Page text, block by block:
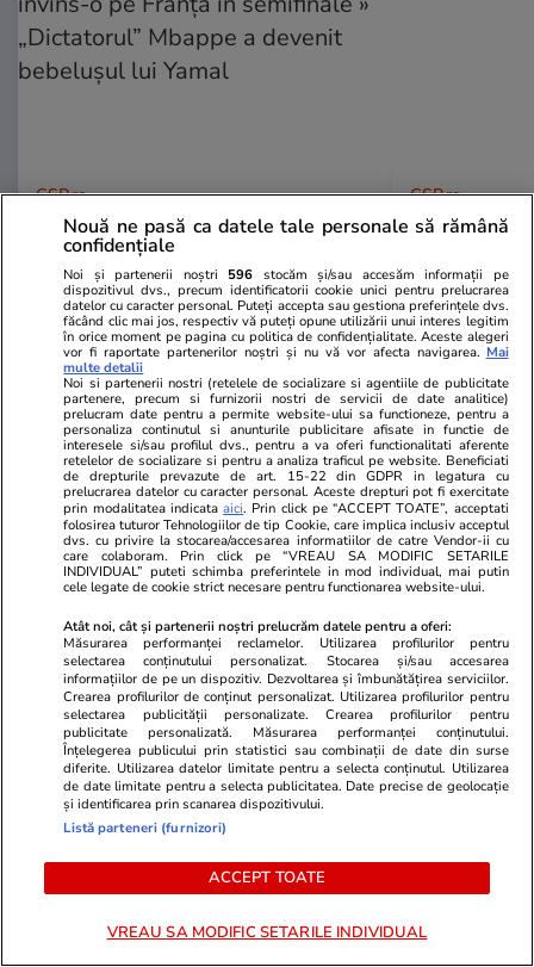
GSP.ro
Internetul a explodat! Cele mai
tari meme-uri după ce Spania a
învins-o pe Franța în semifinale »
„Dictatorul” Mbappe a devenit
bebelușul lui Yamal
GSP.ro
Cauza
PARTENERI
Nouă ne pasă ca datele tale personale să rămână
confidențiale
Noi și partenerii noștri 596 stocăm și/sau accesăm informații pe
dispozitivul dvs., precum identificatorii cookie unici pentru prelucrarea
datelor cu caracter personal. Puteți accepta sau gestiona preferințele dvs.
făcând clic mai jos, respectiv vă puteți opune utilizării unui interes legitim
în orice moment pe pagina cu politica de confidențialitate. Aceste alegeri
vor fi raportate partenerilor noștri și nu vă vor afecta navigarea. Mai
multe detalii
Noi si partenerii nostri (retelele de socializare si agentiile de publicitate
partenere, precum si furnizorii nostri de servicii de date analitice)
prelucram date pentru a permite website-ului sa functioneze, pentru a
personaliza continutul si anunturile publicitare afisate in functie de
interesele si/sau profilul dvs., pentru a va oferi functionalitati aferente
retelelor de socializare si pentru a analiza traficul pe website. Beneficiati
de drepturile prevazute de art. 15-22 din GDPR in legatura cu
prelucrarea datelor cu caracter personal. Aceste drepturi pot fi exercitate
prin modalitatea indicataaici. Prin click pe “ACCEPT TOATE”, acceptati
folosirea tuturor Tehnologiilor de tip Cookie, care implica inclusiv acceptul
dvs. cu privire la stocarea/accesarea informatiilor de catre Vendor-ii cu
care colaboram. Prin click pe “VREAU SA MODIFIC SETARILE
INDIVIDUAL” puteti schimba preferintele in mod individual, mai putin
cele legate de cookie strict necesare pentru functionarea website-ului.
Atât noi, cât și partenerii noștri prelucrăm datele pentru a oferi:
Măsurarea performanței reclamelor. Utilizarea profilurilor pentru
selectarea conținutului personalizat. Stocarea și/sau accesarea
informațiilor de pe un dispozitiv. Dezvoltarea și îmbunătățirea serviciilor.
Crearea profilurilor de conținut personalizat. Utilizarea profilurilor pentru
selectarea publicității personalizate. Crearea profilurilor pentru
publicitate personalizată. Măsurarea performanței conținutului.
Înțelegerea publicului prin statistici sau combinații de date din surse
diferite. Utilizarea datelor limitate pentru a selecta conținutul. Utilizarea
de date limitate pentru a selecta publicitatea. Date precise de geolocație
și identificarea prin scanarea dispozitivului.
Listă parteneri (furnizori)
ACCEPT TOATE
VREAU SA MODIFIC SETARILE INDIVIDUAL